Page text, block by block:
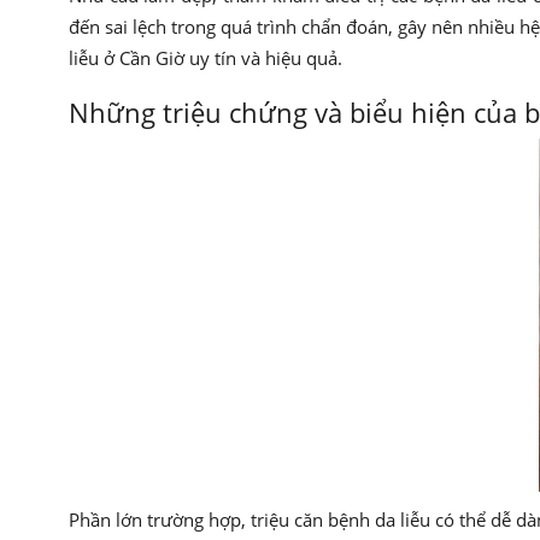
đến sai lệch trong quá trình chẩn đoán, gây nên nhiều
liễu ở Cần Giờ uy tín và hiệu quả.
Những triệu chứng và biểu hiện của
Phần lớn trường hợp, triệu căn bệnh da liễu có thể dễ